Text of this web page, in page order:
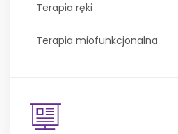
Terapia ręki
Terapia miofunkcjonalna